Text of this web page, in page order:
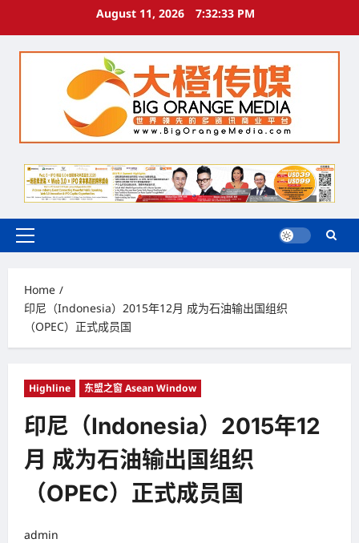
August 11, 2026 7:32:33 PM
Primary
Home
印尼（Indonesia）2015年12月 成为石油输出国组织
（OPEC）正式成员国
Highline 东盟之窗 Asean Window
印尼（Indonesia）2015年12
月 成为石油输出国组织
（OPEC）正式成员国
admin